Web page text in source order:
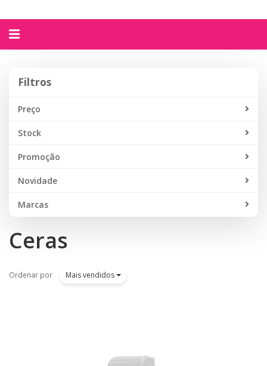
Alternar
Filtros
Preço
Stock
Promoção
Novidade
Marcas
Ceras
Ordenar por Mais vendidos